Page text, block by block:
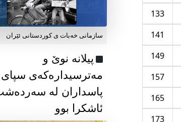
133
141
149
157
165
173
سازمانی خەبات ی كوردستانی ئێران
پیلانە نوێ و
مەترسیدارەکەی سپای
پاسداران لە
ئاشکرا بوو